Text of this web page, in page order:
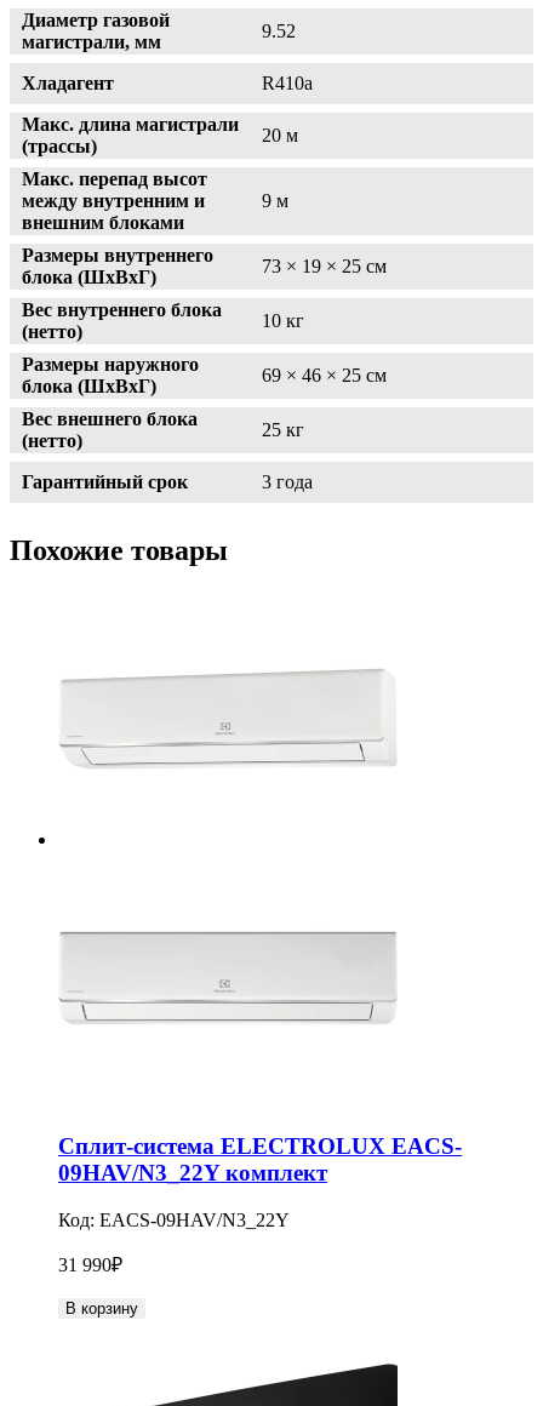
Диаметр газовой
магистрали, мм
9.52
Хладагент
R410a
Макс. длина магистрали
(трассы)
20 м
Макс. перепад высот
между внутренним и
внешним блоками
9 м
Размеры внутреннего
блока (ШxВxГ)
73 × 19 × 25 см
Вес внутреннего блока
(нетто)
10 кг
Размеры наружного
блока (ШxВxГ)
69 × 46 × 25 см
Вес внешнего блока
(нетто)
25 кг
Гарантийный срок 3 года
Похожие товары
Сплит-система ELECTROLUX EACS-
09HAV/N3_22Y комплект
Код: EACS-09HAV/N3_22Y
31 990₽
В корзину